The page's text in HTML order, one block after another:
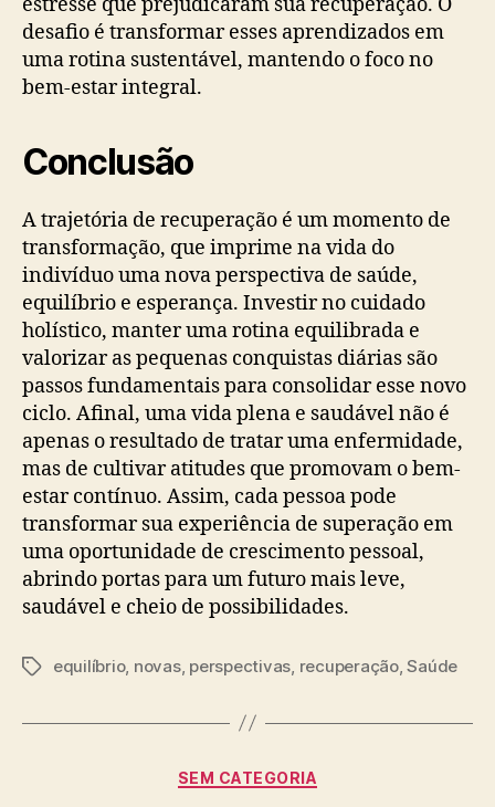
desafio é transformar esses aprendizados em
uma rotina sustentável, mantendo o foco no
bem-estar integral.
Conclusão
A trajetória de recuperação é um momento de
transformação, que imprime na vida do
indivíduo uma nova perspectiva de saúde,
equilíbrio e esperança. Investir no cuidado
holístico, manter uma rotina equilibrada e
valorizar as pequenas conquistas diárias são
passos fundamentais para consolidar esse novo
ciclo. Afinal, uma vida plena e saudável não é
apenas o resultado de tratar uma enfermidade,
mas de cultivar atitudes que promovam o bem-
estar contínuo. Assim, cada pessoa pode
transformar sua experiência de superação em
uma oportunidade de crescimento pessoal,
abrindo portas para um futuro mais leve,
saudável e cheio de possibilidades.
Tagsequilíbrio, novas, perspectivas recuperação,Saúde
Categorias
SEM CATEGORIA